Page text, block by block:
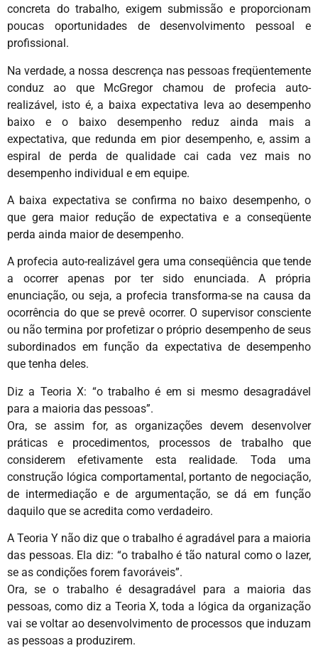
concreta do trabalho, exigem submissão e proporcionam
poucas oportunidades de desenvolvimento pessoal e
profissional.
Na verdade, a nossa descrença nas pessoas freqüentemente
conduz ao que McGregor chamou de profecia auto-
realizável, isto é, a baixa expectativa leva ao desempenho
baixo e o baixo desempenho reduz ainda mais a
expectativa, que redunda em pior desempenho, e, assim a
espiral de perda de qualidade cai cada vez mais no
desempenho individual e em equipe.
A baixa expectativa se confirma no baixo desempenho, o
que gera maior redução de expectativa e a conseqüente
perda ainda maior de desempenho.
A profecia auto-realizável gera uma conseqüência que tende
a ocorrer apenas por ter sido enunciada. A própria
enunciação, ou seja, a profecia transforma-se na causa da
ocorrência do que se prevê ocorrer. O supervisor consciente
ou não termina por profetizar o próprio desempenho de seus
subordinados em função da expectativa de desempenho
que tenha deles.
Diz a Teoria X: “o trabalho é em si mesmo desagradável
para a maioria das pessoas”.
Ora, se assim for, as organizações devem desenvolver
práticas e procedimentos, processos de trabalho que
considerem efetivamente esta realidade. Toda uma
construção lógica comportamental, portanto de negociação,
de intermediação e de argumentação, se dá em função
daquilo que se acredita como verdadeiro.
A Teoria Y não diz que o trabalho é agradável para a maioria
das pessoas. Ela diz: “o trabalho é tão natural como o lazer,
se as condições forem favoráveis”.
Ora, se o trabalho é desagradável para a maioria das
pessoas, como diz a Teoria X, toda a lógica da organização
vai se voltar ao desenvolvimento de processos que induzam
as pessoas a produzirem.